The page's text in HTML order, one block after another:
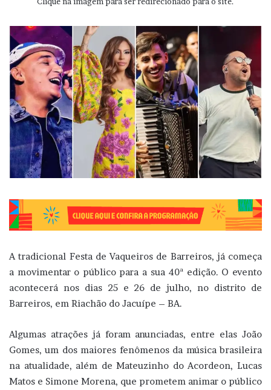
A tradicional Festa de Vaqueiros de Barreiros, já começa
a movimentar o público para a sua 40ª edição. O evento
acontecerá nos dias 25 e 26 de julho, no distrito de
Barreiros, em Riachão do Jacuípe – BA.
Algumas atrações já foram anunciadas, entre elas João
Gomes, um dos maiores fenômenos da música brasileira
na atualidade, além de Mateuzinho do Acordeon, Lucas
Matos e Simone Morena, que prometem animar o público